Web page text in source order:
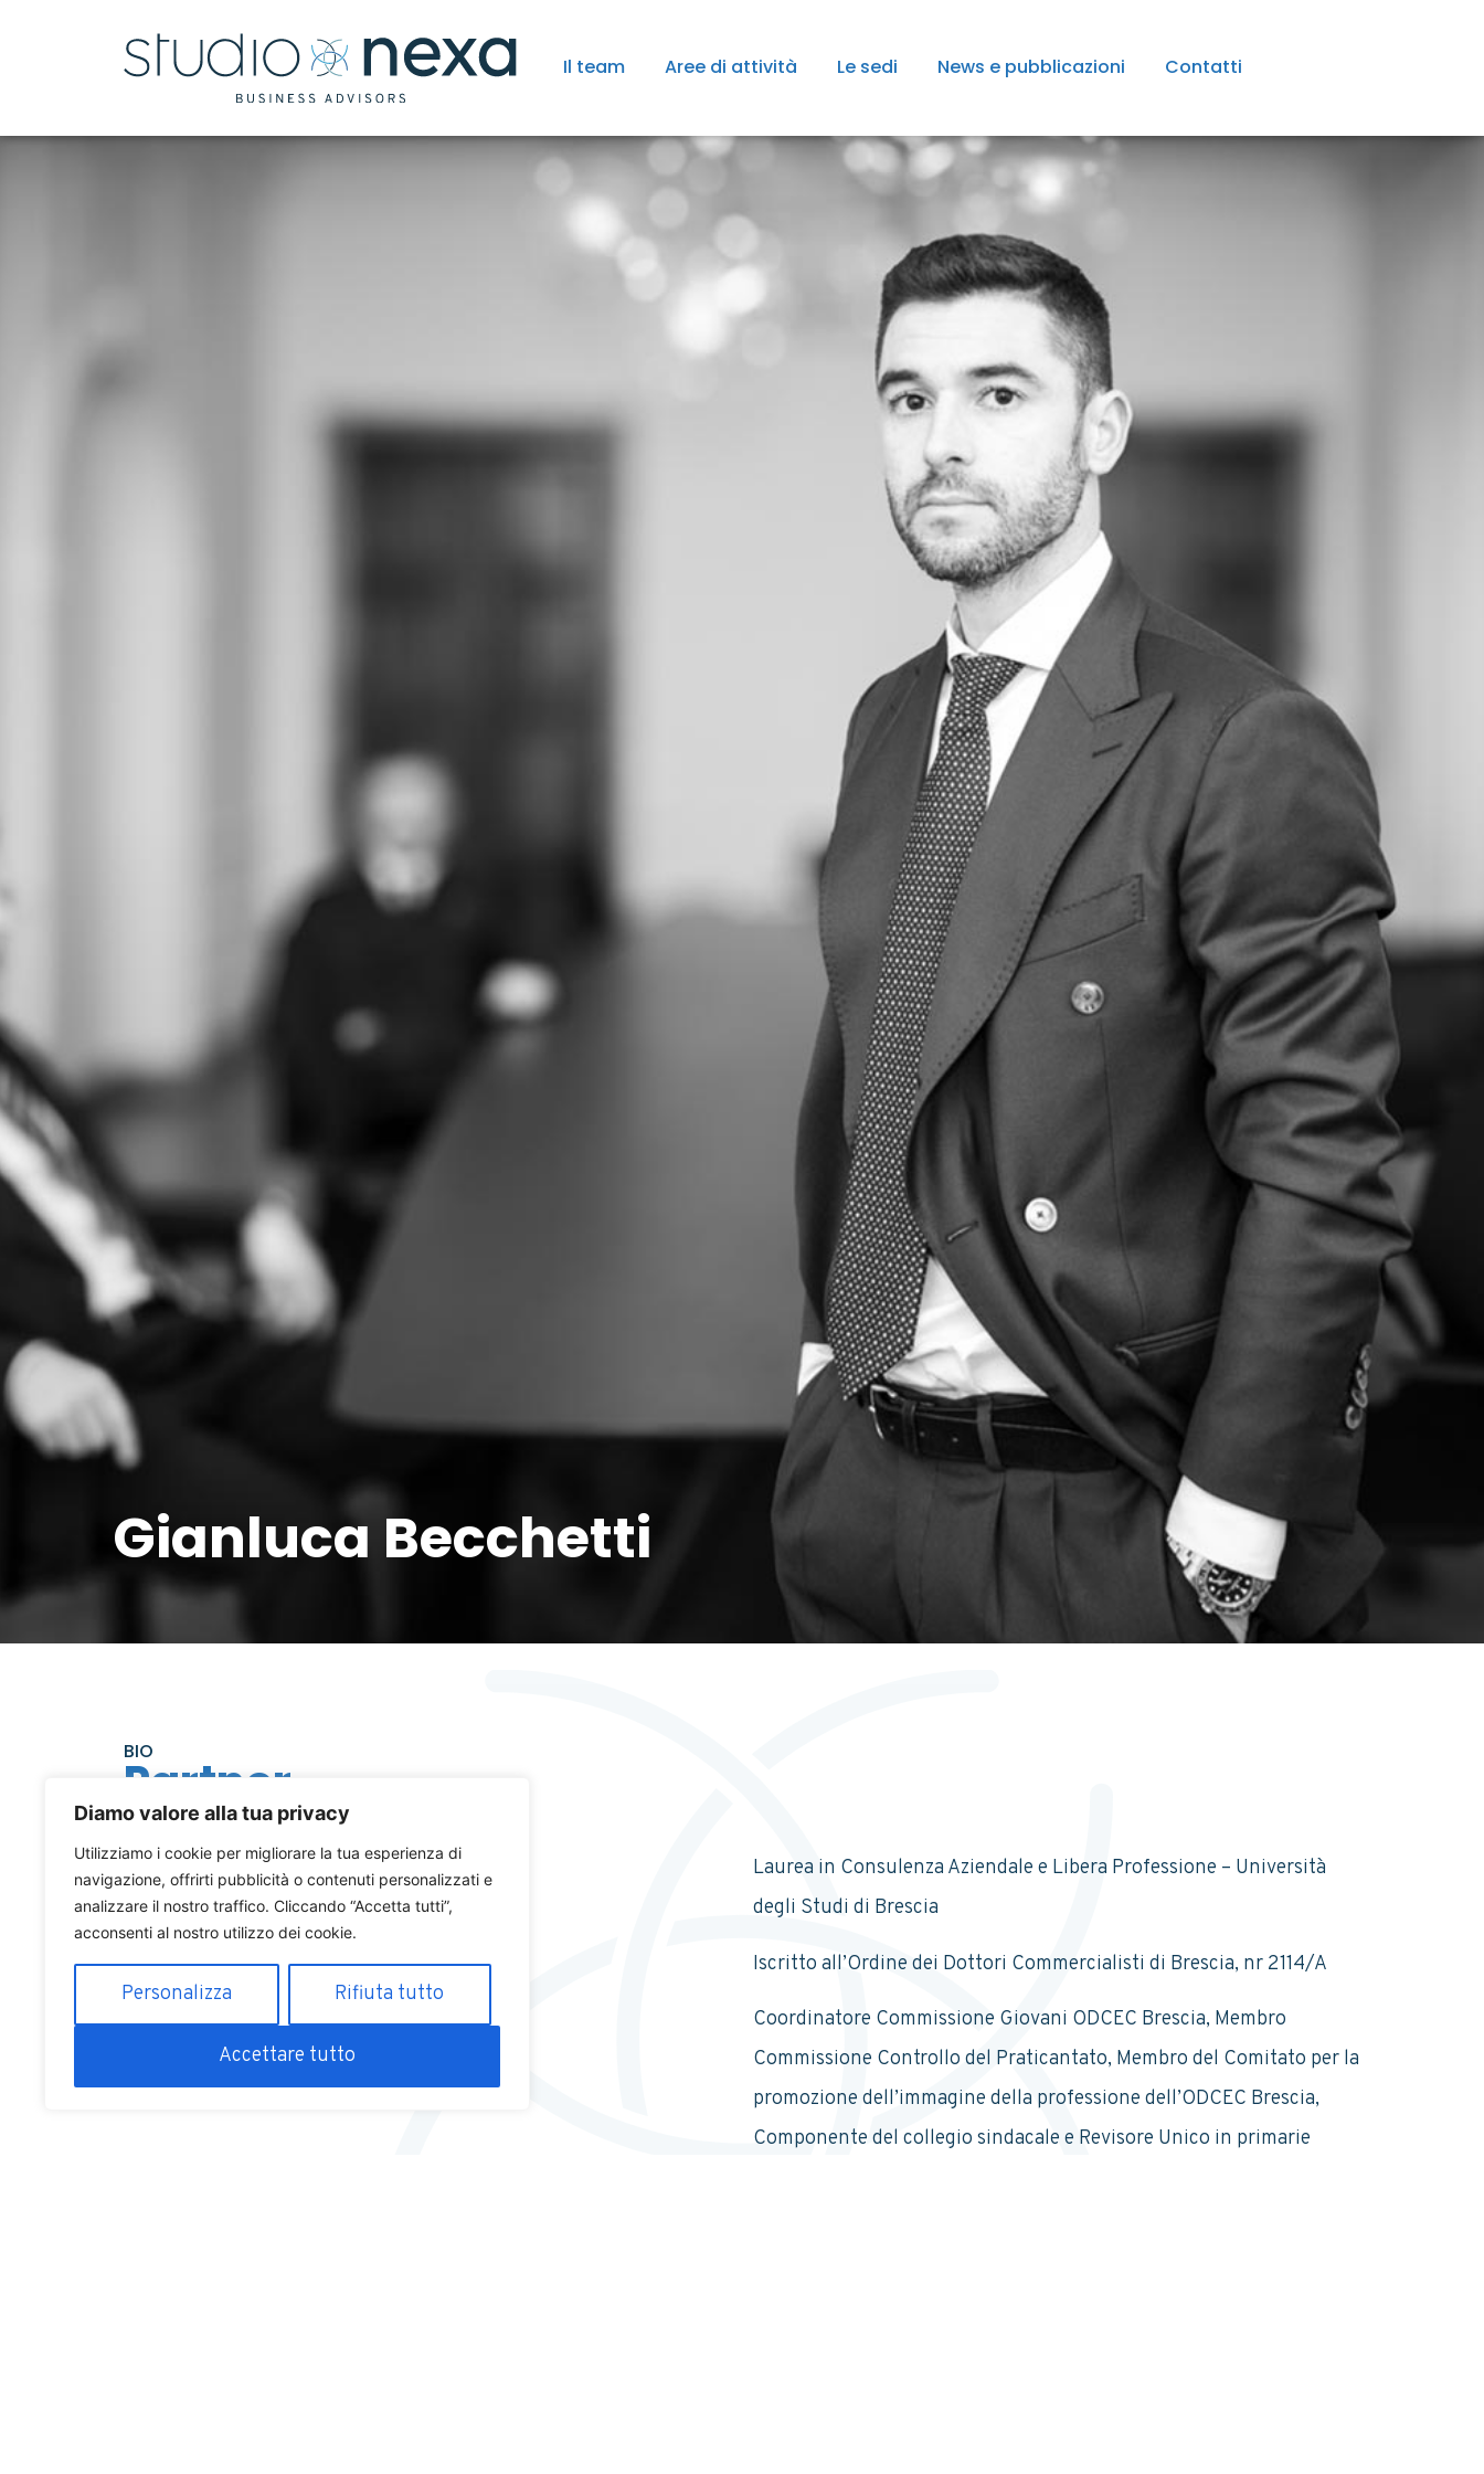
Diamo valore alla tua privacy
Utilizziamo i cookie per migliorare la tua esperienza di
navigazione, offrirti pubblicità o contenuti personalizzati e
analizzare il nostro traffico. Cliccando “Accetta tutti”,
acconsenti al nostro utilizzo dei cookie.
Personalizza Rifiuta tutto
Accettare tutto
Il team Aree di attività Le sedi News e pubblicazioni Contatti
Gianluca Becchetti
BIO
Partner
Dottore Commercialista e Revisore Legale
gianluca.becchetti@studionexa.it
torna al team
Laurea in Consulenza Aziendale e Libera Professione – Università
degli Studi di Brescia
Iscritto all’Ordine dei Dottori Commercialisti di Brescia, nr 2114/A
Coordinatore Commissione Giovani ODCEC Brescia, Membro
Commissione Controllo del Praticantato, Membro del Comitato per la
promozione dell’immagine della professione dell’ODCEC Brescia,
Componente del collegio sindacale e Revisore Unico in primarie